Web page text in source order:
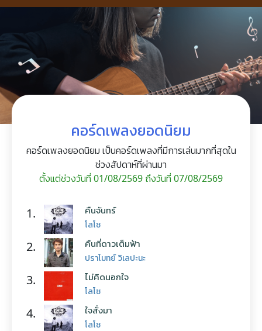
คอร์ดเพลงยอดนิยม
คอร์ดเพลงยอดนิยม เป็นคอร์ดเพลงที่มีการเล่นมากที่สุดใน
ช่วงสัปดาห์ที่ผ่านมา
ตั้งแต่ช่วงวันที่ 01/08/2569 ถึงวันที่ 07/08/2569
1. คืนจันทร์
โลโซ
2. คืนที่ดาวเต็มฟ้า
ปราโมทย์ วิเลปะนะ
3. ไม่คิดนอกใจ
โลโซ
4. ใจสั่งมา
โลโซ